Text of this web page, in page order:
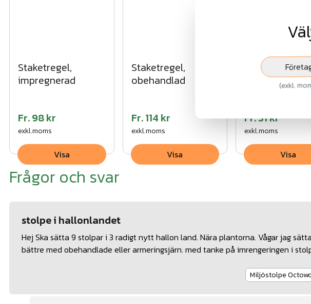
Staketregel,
impregnerad
Fr.98 kr
exkl.moms
Visa
Staketregel,
obehandlad
Fr.114 kr
exkl.moms
Visa
Spjälor med
spetsig topp,
obehandlade
Fr.31 kr
exkl.moms
Visa
Frågor och svar
stolpe i hallonlandet
Hej Ska sätta 9 stolpar i 3 radigt nytt hallon land. Nära plantorna. Vågar jag
bättre med obehandlade eller armeringsjärn. med tanke på imrengeringen i
Miljöstolpe
(exkl.